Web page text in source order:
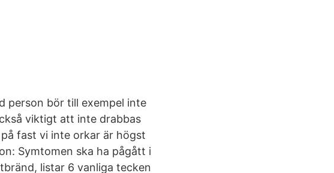
person bör till exempel inte
viktigt att inte drabbas
fast vi inte orkar är högst
Symtomen ska ha pågått i
listar 6 vanliga tecken